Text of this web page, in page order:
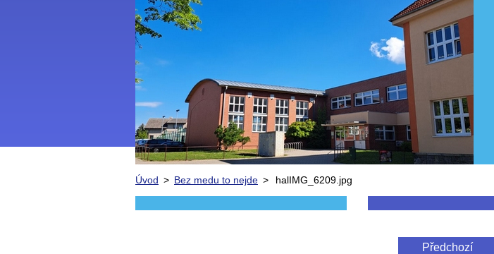
Úvod > Bez medu to nejde > halIMG_6209.jpg
Předchozí